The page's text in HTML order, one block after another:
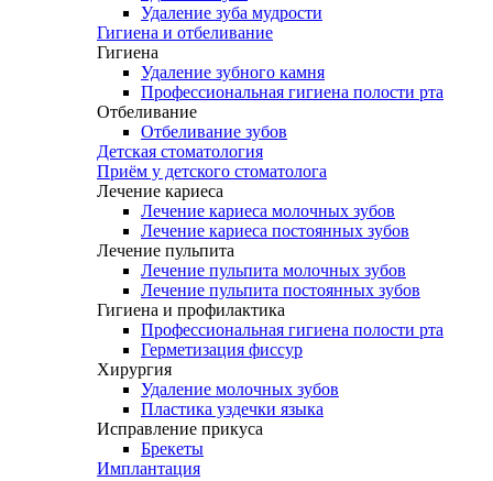
Удаление зуба мудрости
Гигиена и отбеливание
Гигиена
Удаление зубного камня
Профессиональная гигиена полости рта
Отбеливание
Отбеливание зубов
Детская стоматология
Приём у детского стоматолога
Лечение кариеса
Лечение кариеса молочных зубов
Лечение кариеса постоянных зубов
Лечение пульпита
Лечение пульпита молочных зубов
Лечение пульпита постоянных зубов
Гигиена и профилактика
Профессиональная гигиена полости рта
Герметизация фиссур
Хирургия
Удаление молочных зубов
Пластика уздечки языка
Исправление прикуса
Брекеты
Имплантация